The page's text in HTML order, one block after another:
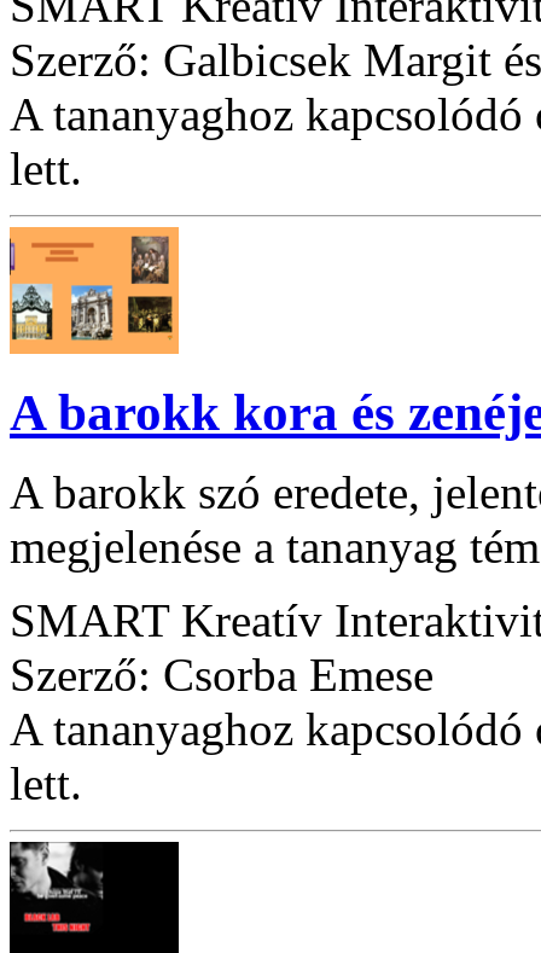
Szerző: Galbicsek Margit
A tananyaghoz
lett.
A barokk kora és
A barokk szó eredete,
megjelenése a tananyag
SMART Kreatív
Szerző: Csorba Emese
A tananyaghoz
lett.